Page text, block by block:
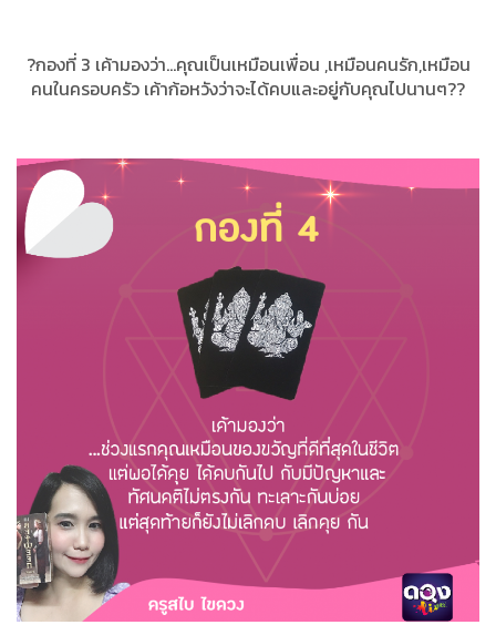
?กองที่ 3 เค้ามองว่า...คุณเป็นเหมือนเพื่อน ,เหมือนคนรัก,เหมือน
คนในครอบครัว เค้าก้อหวังว่าจะได้คบและอยู่กับคุณไปนานๆ??